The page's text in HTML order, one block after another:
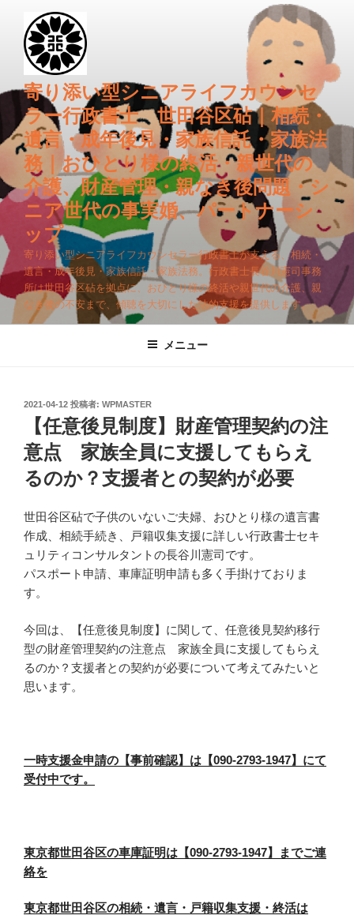
キ
プ
寄り添い型シニアライフカウンセ
ラー行政書士 世田谷区砧｜相続・
遺言・成年後見・家族信託・家族法
務｜おひとり様の終活・親世代の
介護、財産管理・親なき後問題・シ
ニア世代の事実婚、パートナーシ
ップ
寄り添い型シニアライフカウンセラー行政書士が支える、相続・
遺言・成年後見・家族信託・家族法務。行政書士長谷川憲司事務
所は世田谷区砧を拠点に、おひとり様の終活や親世代の介護、親
なき後の不安まで、傾聴を大切にした法的支援を提供します。
メニュー
投
2021-04-12 投稿者: WPMASTER
【任意後見制度】財産管理契約の注
意点 家族全員に支援してもらえ
るのか？支援者との契約が必要
世田谷区砧で子供のいないご夫婦、おひとり様の遺言書
作成、相続手続き、戸籍収集支援に詳しい行政書士セキ
ュリティコンサルタントの長谷川憲司です。
パスポート申請、車庫証明申請も多く手掛けておりま
す。
今回は、【任意後見制度】に関して、任意後見契約移行
型の財産管理契約の注意点 家族全員に支援してもらえ
るのか？支援者との契約が必要について考えてみたいと
思います。
一時支援金申請の【事前確認】は【090-2793-1947】にて
受付中です。
東京都世田谷区の車庫証明は【090-2793-1947】までご連
絡を
東京都世田谷区の相続・遺言・戸籍収集支援・終活は